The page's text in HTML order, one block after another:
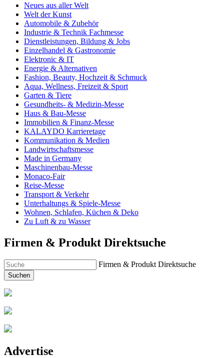
Neues aus aller Welt
Welt der Kunst
Automobile & Zubehör
Industrie & Technik Fachmesse
Dienstleistungen, Bildung & Jobs
Einzelhandel & Gastronomie
Elektronic & IT
Energie & Alternativen
Fashion, Beauty, Hochzeit & Schmuck
Aqua, Wellness, Freizeit & Sport
Garten & Tiere
Gesundheits- & Medizin-Messe
Haus & Bau-Messe
Immobilien & Finanz-Messe
KALAYDO Karrieretage
Kommunikation & Medien
Landwirtschaftsmesse
Made in Germany
Maschinenbau-Messe
Monaco-Fair
Reise-Messe
Transport & Verkehr
Unterhaltungs & Spiele-Messe
Wohnen, Schlafen, Küchen & Deko
Zu Luft & zu Wasser
Firmen & Produkt Direktsuche
Firmen & Produkt Direktsuche
Suchen
Advertise